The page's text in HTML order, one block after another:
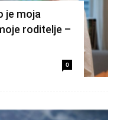
je moja
roditelje –
0